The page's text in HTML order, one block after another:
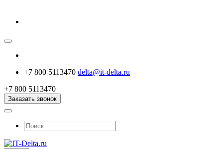
+7 800 5113470 delta@it-delta.ru
+7 800 5113470
Заказать звонок